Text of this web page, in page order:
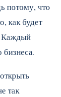
потому, что
как будет
Каждый
бизнеса.
так